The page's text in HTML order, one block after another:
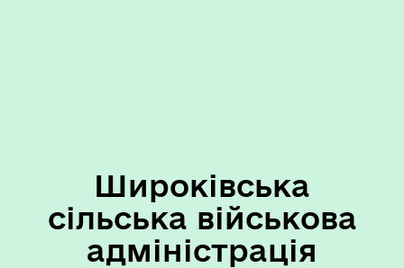
Широківська
сільська військова
адміністрація